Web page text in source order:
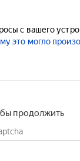
с вашего
это могло
продолжить